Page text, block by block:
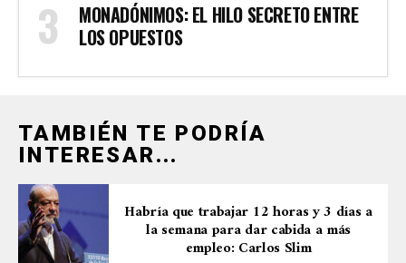
MONADÓNIMOS: EL HILO SECRETO ENTRE
LOS OPUESTOS
TAMBIÉN TE PODRÍA
INTERESAR...
Habría que trabajar 12 horas y 3 días a
la semana para dar cabida a más
empleo: Carlos Slim